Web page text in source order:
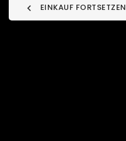
chevron_left EINKAUF FORTSETZEN